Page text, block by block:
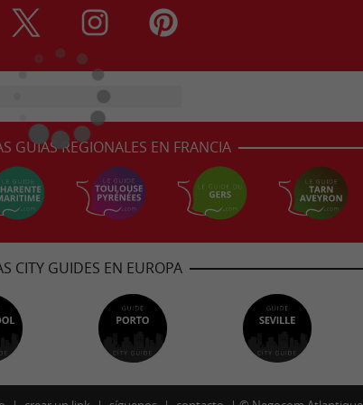
GUÍAS REGIONALES EN FRANCIA
CITY GUIDES EN EUROPA